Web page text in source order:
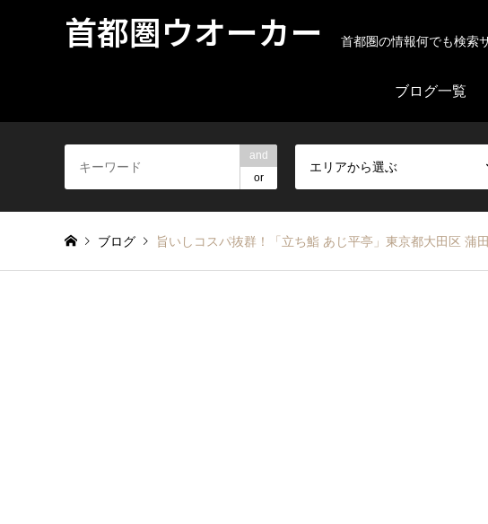
首都圏ウオーカー 首都圏の情報何でも検索
ブログ一覧
and
or
エリアから選ぶ
ブログ 旨いしコスパ抜群！「立ち鮨 あじ平亭」東京都大田区 蒲